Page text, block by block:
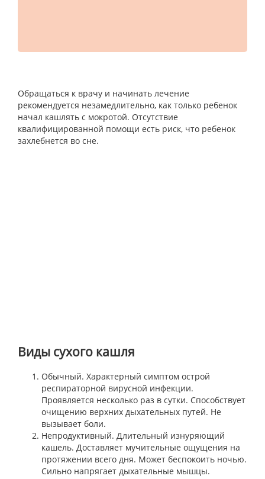
Обращаться к врачу и начинать лечение
рекомендуется незамедлительно, как только ребенок
начал кашлять с мокротой. Отсутствие
квалифицированной помощи есть риск, что ребенок
захлебнется во сне.
Виды сухого кашля
Обычный. Характерный симптом острой
респираторной вирусной инфекции.
Проявляется несколько раз в сутки. Способствует
очищению верхних дыхательных путей. Не
вызывает боли.
Непродуктивный. Длительный изнуряющий
кашель. Доставляет мучительные ощущения на
протяжении всего дня. Может беспокоить ночью.
Сильно напрягает дыхательные мышцы.